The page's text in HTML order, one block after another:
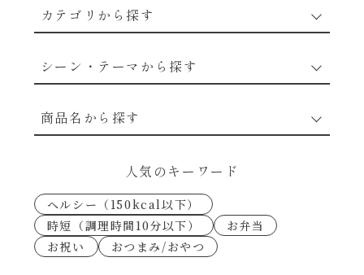
カテゴリから探す
穀物類のレシピ
シーン・テーマから探す
なんでも南蛮
考えるな、二代目で炒めろ！～○○の炒め物
商品名から探す
あえるハコネーゼトマトバジル
あえるハコネーゼ高菜
人気のキーワード
ヘルシー（150kcal以下）
時短（調理時間10分以下）
お弁当
お祝い
おつまみ/おやつ